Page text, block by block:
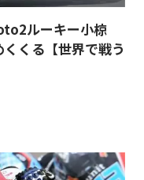
ルーキー小椋
くる【世界で戦う